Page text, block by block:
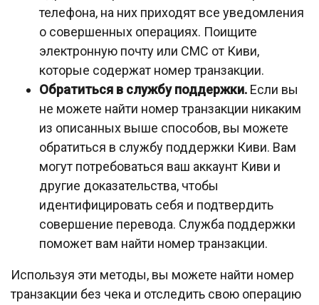
телефона, на них приходят все уведомления
о совершенных операциях. Поищите
электронную почту или СМС от Киви,
которые содержат номер транзакции.
Обратиться в службу поддержки. Если вы
не можете найти номер транзакции никаким
из описанных выше способов, вы можете
обратиться в службу поддержки Киви. Вам
могут потребоваться ваш аккаунт Киви и
другие доказательства, чтобы
идентифицировать себя и подтвердить
совершение перевода. Служба поддержки
поможет вам найти номер транзакции.
Используя эти методы, вы можете найти номер
транзакции без чека и отследить свою операцию